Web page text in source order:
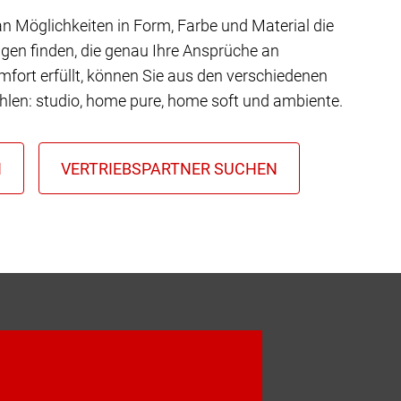
Möglichkeiten in Form, Farbe und Material die
finden, die genau Ihre Ansprüche an
erfüllt, können Sie aus den verschiedenen
studio, home pure, home soft und ambiente.